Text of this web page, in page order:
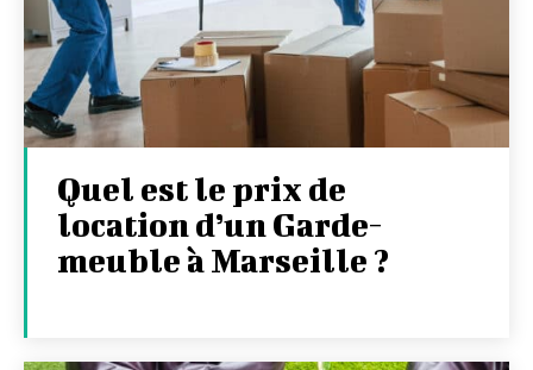
Quel est le prix de
location d’un Garde-
meuble à Marseille ?